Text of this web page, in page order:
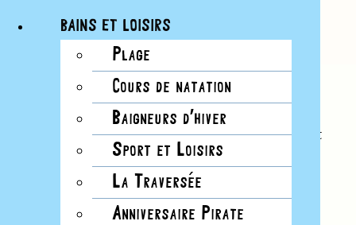
Hiver 2013-2014
«Ils ont vu l’aube primordiale avant l’humanité et
verront le crépuscule terminal. A l’évidence, les
nuages nous rappellent que nous ne sommes
jamais seuls.»
BAINS ET LOISIRS
Plage
Cours de natation
Baigneurs d’hiver
Sport et Loisirs
La Traversée
Anniversaire Pirate